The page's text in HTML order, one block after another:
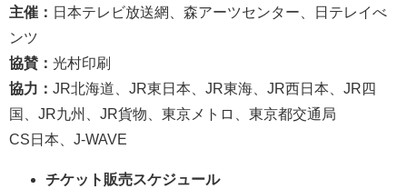
主催： 日本テレビ放送網、森アーツセンター、日テレイべ
ンツ
協賛： 光村印刷
協力： JR北海道、JR東日本、JR東海、JR西日本、JR四
国、JR九州、JR貨物、東京メトロ、東京都交通局
CS日本、J-WAVE
チケット販売スケジュール